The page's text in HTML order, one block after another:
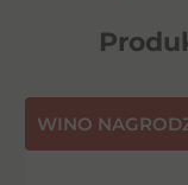
⁠WINO